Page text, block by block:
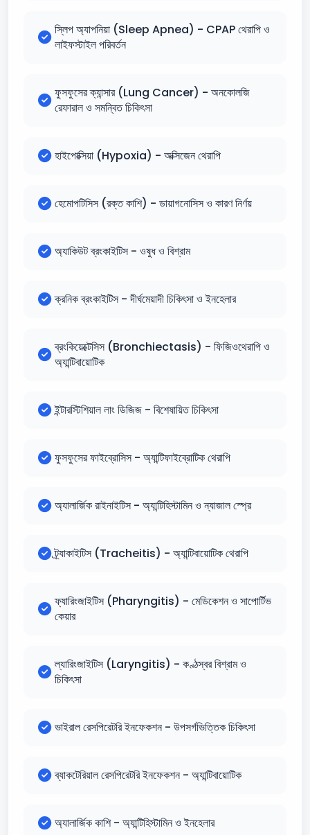
স্লিপ অ্যাপনিয়া (Sleep Apnea) - CPAP থেরাপি ও
লাইফস্টাইল পরিবর্তন
ফুসফুসের ক্যান্সার (Lung Cancer) - অনকোলজি
রেফারাল ও সমন্বিত চিকিৎসা
হাইপোক্সিয়া (Hypoxia) - অক্সিজেন থেরাপি
হেমোপটিসিস (রক্ত কাশি) - ডায়াগনোসিস ও কারণ নির্ণয়
অ্যাকিউট ব্রংকাইটিস - ওষুধ ও বিশ্রাম
ক্রনিক ব্রংকাইটিস - দীর্ঘমেয়াদী চিকিৎসা ও ইনহেলার
ব্রংকিয়েক্টেসিস (Bronchiectasis) - ফিজিওথেরাপি ও
অ্যান্টিবায়োটিক
ইন্টারস্টিশিয়াল লাং ডিজিজ - বিশেষায়িত চিকিৎসা
ফুসফুসের ফাইব্রোসিস - অ্যান্টিফাইব্রোটিক থেরাপি
অ্যালার্জিক রাইনাইটিস - অ্যান্টিহিস্টামিন ও ন্যাজাল স্প্রে
ট্র্যাকাইটিস (Tracheitis) - অ্যান্টিবায়োটিক থেরাপি
ফ্যারিংজাইটিস (Pharyngitis) - মেডিকেশন ও সাপোর্টিভ
কেয়ার
ল্যারিংজাইটিস (Laryngitis) - কণ্ঠস্বর বিশ্রাম ও
চিকিৎসা
ভাইরাল রেসপিরেটরি ইনফেকশন - উপসর্গভিত্তিক চিকিৎসা
ব্যাকটেরিয়াল রেসপিরেটরি ইনফেকশন - অ্যান্টিবায়োটিক
অ্যালার্জিক কাশি - অ্যান্টিহিস্টামিন ও ইনহেলার